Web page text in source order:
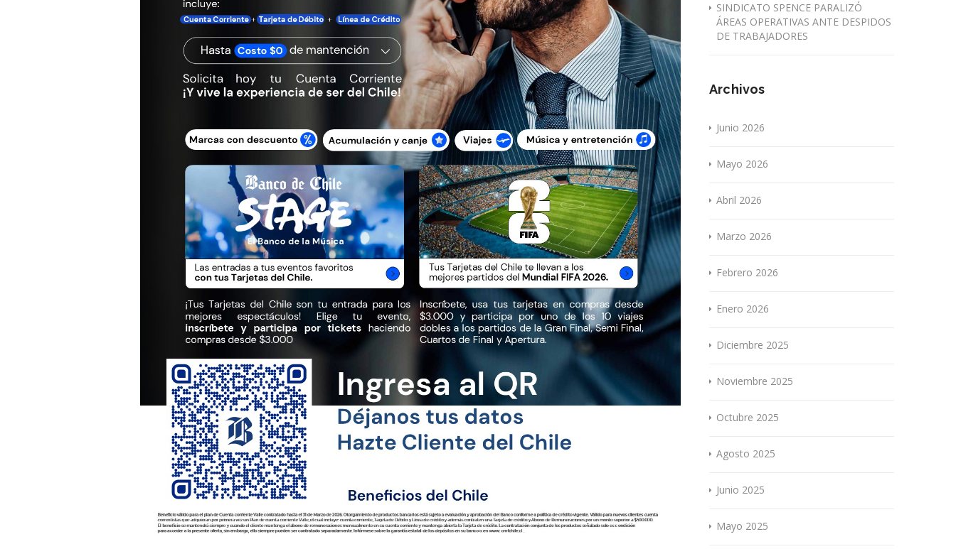
SINDICATO SPENCE PARALIZÓ
ÁREAS OPERATIVAS ANTE DESPIDOS
DE TRABAJADORES
Archivos
Junio 2026
Mayo 2026
Abril 2026
Marzo 2026
Febrero 2026
Enero 2026
Diciembre 2025
Noviembre 2025
Octubre 2025
Agosto 2025
Junio 2025
Mayo 2025